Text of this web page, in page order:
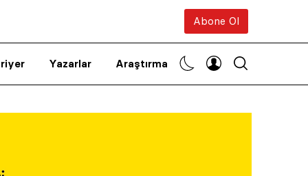
Abone Ol
Yazarlar Araştırma